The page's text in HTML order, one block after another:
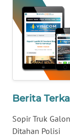
Berita
Sopir Truk
Ditahan Polisi
SULTRA
WN
WN
SULBAR